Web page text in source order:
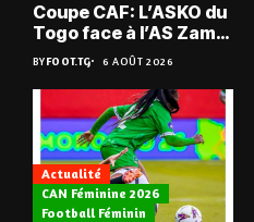
Coupe CAF: L’ASKO du
Togo face à l’AS Zam
du Niger
BYFOOT.TG 6 AOÛT 2026
Actualité
CAN Féminine 2026
Football Féminin